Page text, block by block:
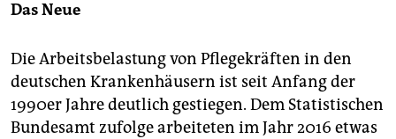
abo
genossenschaft
epaper login
Das Neue
Die Arbeitsbelastung von Pflegekräften in den
deutschen Krankenhäusern ist seit Anfang der
1990er Jahre deutlich gestiegen. Dem Statistischen
Bundesamt zufolge arbeiteten im Jahr 2016 etwas